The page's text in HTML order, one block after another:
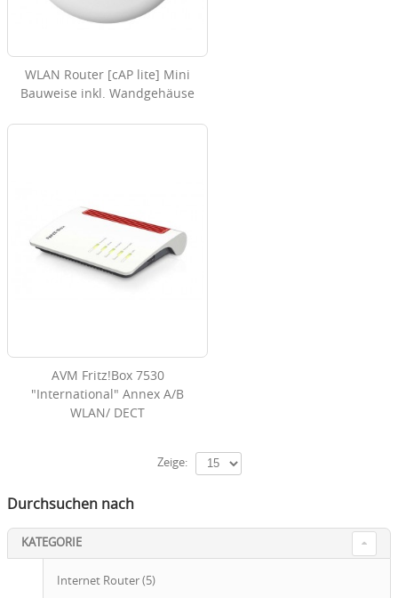
WLAN Router [cAP lite] Mini
Bauweise inkl. Wandgehäuse
AVM Fritz!Box 7530
"International" Annex A/B
WLAN/ DECT
Zeige:
Durchsuchen nach
KATEGORIE
Internet Router (5)